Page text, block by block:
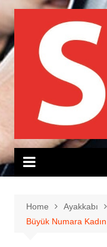
Skip
to
content
Home
Ayakkabı
Büyük Numara